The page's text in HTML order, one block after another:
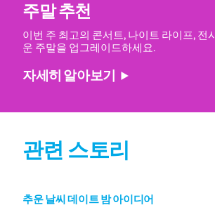
주말 추천
이번 주 최고의 콘서트, 나이트 라이프, 전
운 주말을 업그레이드하세요.
자세히 알아보기
관련 스토리
추운 날씨 데이트 밤 아이디어